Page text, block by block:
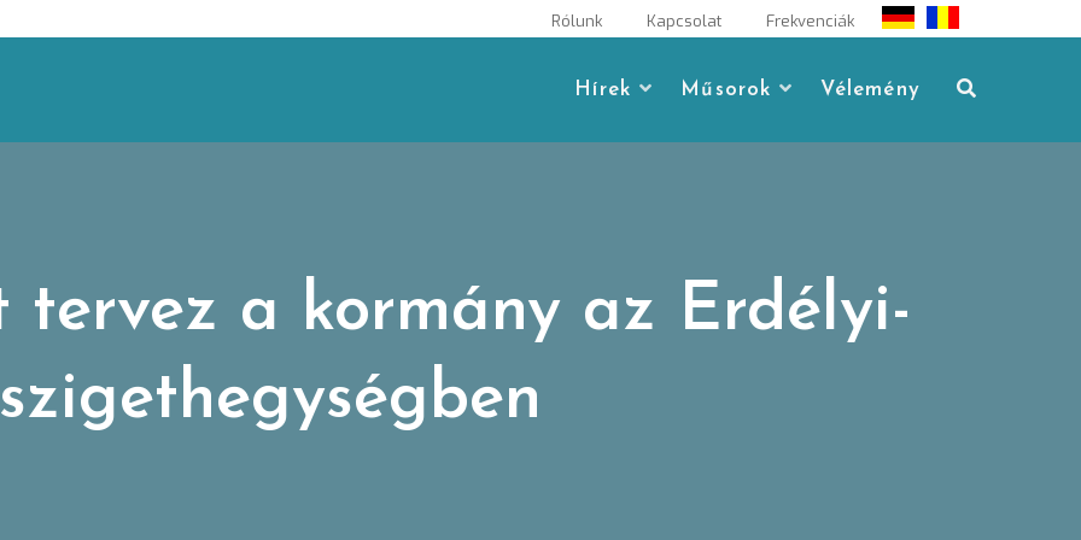
Rólunk Kapcsolat Frekvenciák
Hírek Műsorok Vélemény
tervez a kormány az Erdélyi-
szigethegységben